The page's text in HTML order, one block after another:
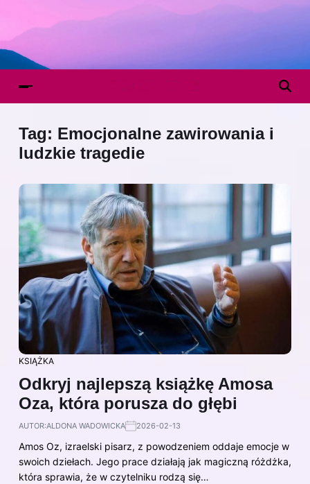
Tag: Emocjonalne zawirowania i
ludzkie tragedie
KSIĄŻKA
Odkryj najlepszą książkę Amosa
Oza, która porusza do głębi
AUTOR:ALDONA WADOWICKA 2026-02-13
Amos Oz, izraelski pisarz, z powodzeniem oddaje emocje w
swoich dziełach. Jego prace działają jak magiczną różdżka,
która sprawia, że w czytelniku rodzą się…